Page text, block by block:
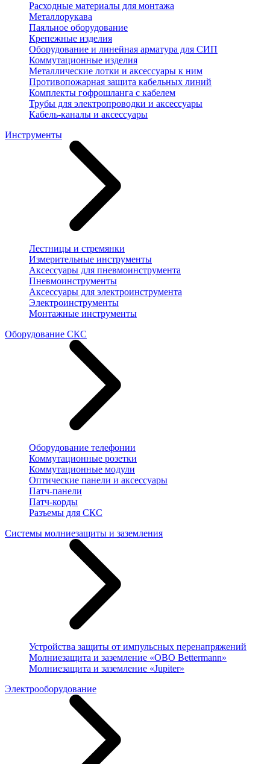
Расходные материалы для монтажа
Металлорукава
Паяльное оборудование
Крепежные изделия
Оборудование и линейная арматура для СИП
Коммутационные изделия
Металлические лотки и аксессуары к ним
Противопожарная защита кабельных линий
Комплекты гофрошланга с кабелем
Трубы для электропроводки и аксессуары
Кабель-каналы и аксессуары
Инструменты
Лестницы и стремянки
Измерительные инструменты
Аксессуары для пневмоинструмента
Пневмоинструменты
Аксессуары для электроинструмента
Электроинструменты
Монтажные инструменты
Оборудование СКС
Оборудование телефонии
Коммутационные розетки
Коммутационные модули
Оптические панели и аксессуары
Патч-панели
Патч-корды
Разъемы для СКС
Системы молниезащиты и заземления
Устройства защиты от импульсных перенапряжений
Молниезащита и заземление «OBO Bettermann»
Молниезащита и заземление «Jupiter»
Электрооборудование